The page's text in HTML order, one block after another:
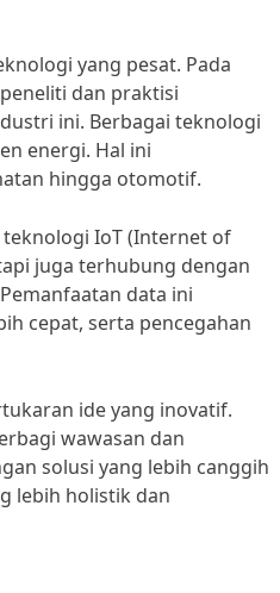
yang pesat. Pada
dan praktisi
ini. Berbagai teknologi
energi. Hal ini
hingga otomotif.
IoT (Internet of
juga terhubung dengan
data ini
cepat, serta pencegahan
ide yang inovatif.
wawasan dan
solusi yang lebih canggih
lebih holistik dan